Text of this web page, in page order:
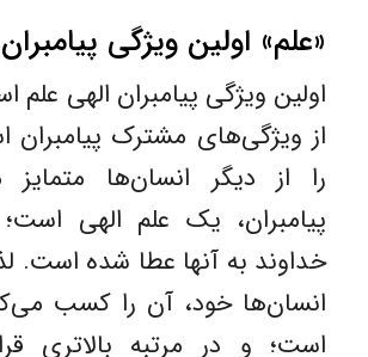
«علم» اولین ویژگی پیامبران
اولین ویژگی پیامبران الهی
از ویژگی‌های مشترک پیامبران
را از دیگر انسان‌ها
پیامبران، یک علم الهی
خداوند به آنها عطا شده است.
انسان‌ها خود، آن را کسب
است؛ و در مرتبه بالاتری